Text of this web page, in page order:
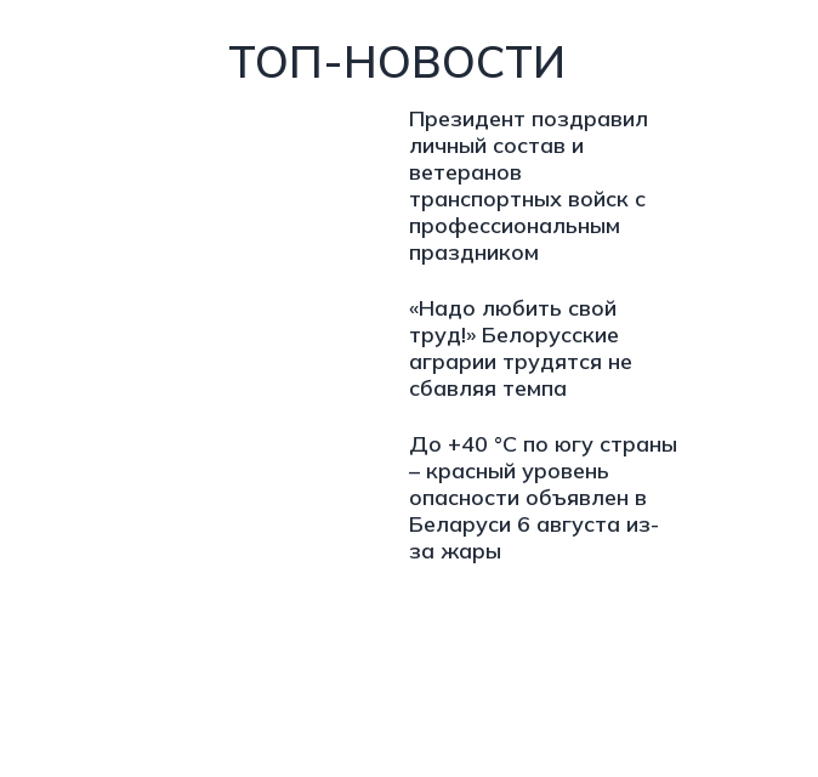
ТОП-НОВОСТИ
Президент поздравил
личный состав и
ветеранов
транспортных войск с
профессиональным
праздником
«Надо любить свой
труд!» Белорусские
аграрии трудятся не
сбавляя темпа
До +40 °С по югу страны
– красный уровень
опасности объявлен в
Беларуси 6 августа из-
за жары